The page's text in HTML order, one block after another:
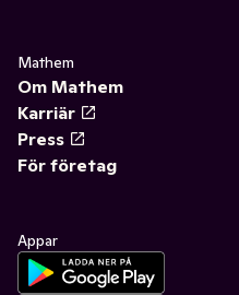
Mathem
Om Mathem
Karriär
Press
För företag
Appar